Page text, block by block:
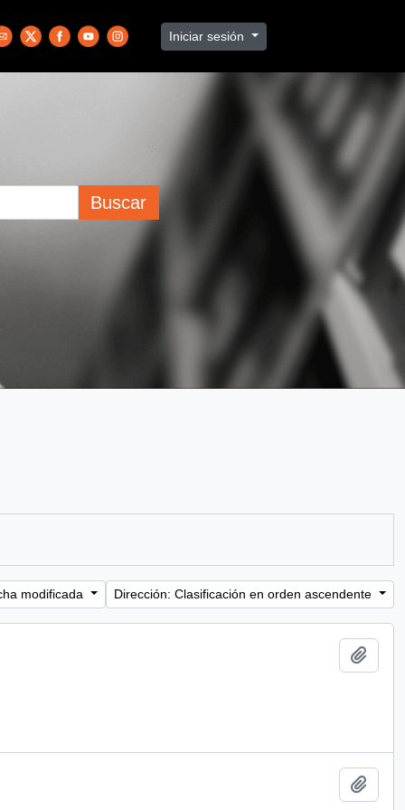
Iniciar sesión
Buscar
modificada Dirección: Clasificación en orden ascendente